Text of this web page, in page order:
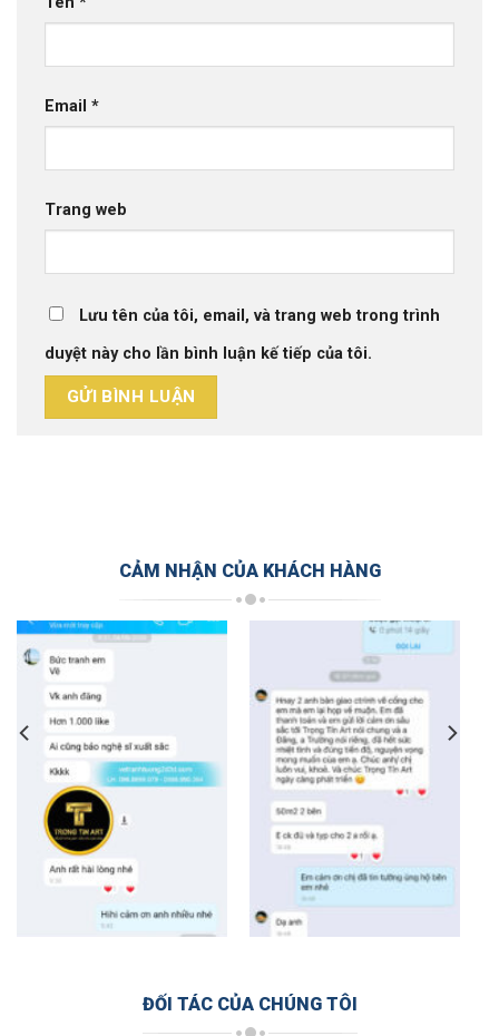
Email *
Trang web
Lưu tên của tôi, email, và trang web trong trình
duyệt này cho lần bình luận kế tiếp của tôi.
CẢM NHẬN CỦA KHÁCH HÀNG
ĐỐI TÁC CỦA CHÚNG TÔI